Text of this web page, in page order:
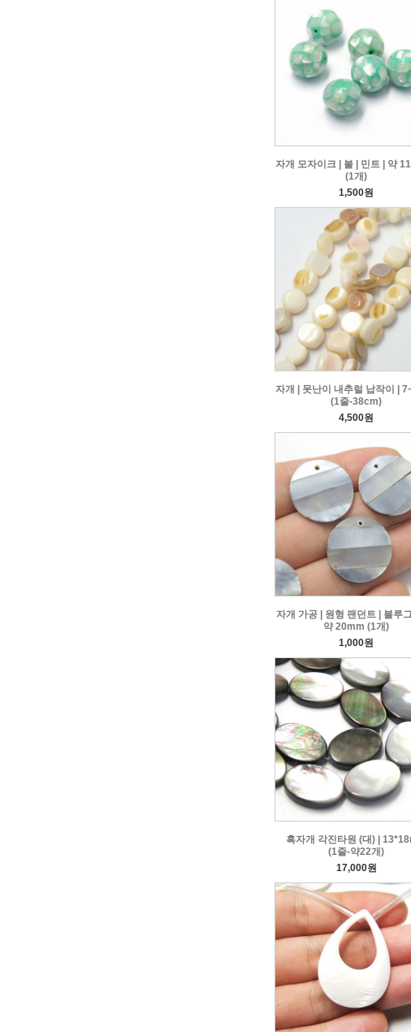
자개 모자이크 | 볼 | 민트 | 약
(1개)
1,500원
자개 | 못난이 내추럴 납작이 |
(1줄-38cm)
4,500원
자개 가공 | 원형 팬던트 | 블루그
약 20mm (1개)
1,000원
흑자개 각진타원 (대) |
(1줄-약22개)
17,000원